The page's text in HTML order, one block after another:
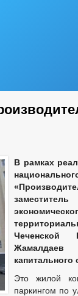
В рамках
Чеченской
капитального
Это жилой
паркингом по